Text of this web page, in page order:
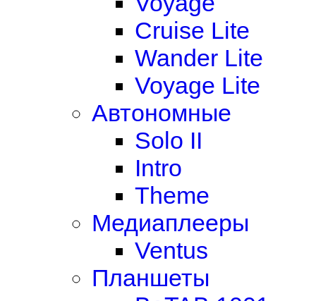
Cruise Lite
Wander Lite
Voyage Lite
Автономные
Solo II
Intro
Theme
Медиаплееры
Ventus
Планшеты